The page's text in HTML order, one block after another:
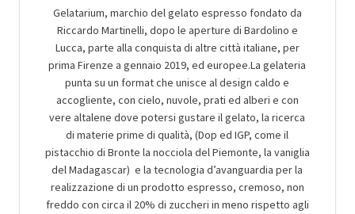
Gelatarium, marchio del gelato espresso fondato da
Riccardo Martinelli, dopo le aperture di Bardolino e
Lucca, parte alla conquista di altre città italiane, per
prima Firenze a gennaio 2019, ed europee.La gelateria
punta su un format che unisce al design caldo e
accogliente, con cielo, nuvole, prati ed alberi e con
vere altalene dove potersi gustare il gelato, la ricerca
di materie prime di qualità, (Dop ed IGP, come il
pistacchio di Bronte la nocciola del Piemonte, la vaniglia
del Madagascar) e la tecnologia d’avanguardia per la
realizzazione di un prodotto espresso, cremoso, non
freddo con circa il 20% di zuccheri in meno rispetto agli